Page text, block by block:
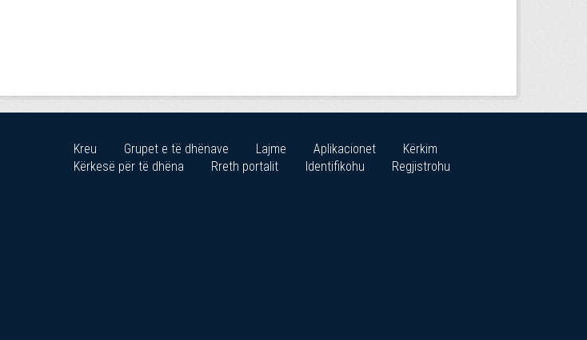
Kreu Grupet e të dhënave Lajme Aplikacionet
Kërkim
Kërkesë për të dhëna
Rreth portalit Identifikohu Regjistrohu